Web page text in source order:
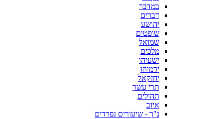
במדבר
דברים
יהושע
שופטים
שמואל
מלכים
ישעיהו
ירמיהו
יחזקאל
תרי עשר
תהילים
איוב
נ"ך - שיעורים נפרדים